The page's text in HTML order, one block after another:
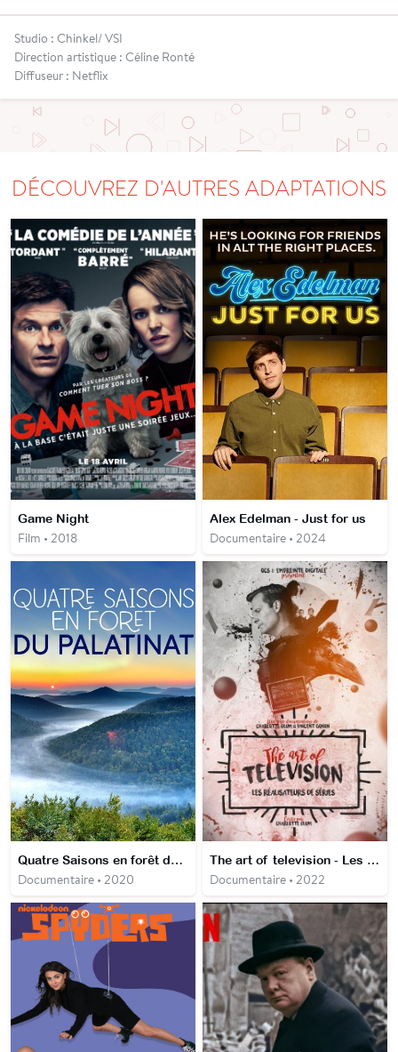
Studio : Chinkel/ VSI
Direction artistique : Céline Ronté
Diffuseur : Netflix
DÉCOUVREZ D'AUTRES ADAPTATIONS
Game Night
Film • 2018
Alex Edelman - Just for us
Documentaire • 2024
Quatre Saisons en forêt du Palatinat
Documentaire • 2020
The art of television - Les réalisateurs de séries
Documentaire • 2022